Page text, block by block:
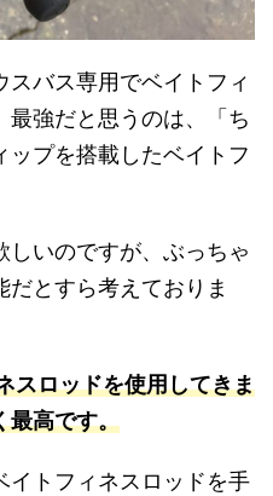
スバス専用でベイトフィ
最強だと思うのは、「ち
ップを搭載したベイトフ
しいのですが、ぶっちゃ
とすら考えておりま
スロッドを使用してきま
最高です。
イトフィネスロッドを手